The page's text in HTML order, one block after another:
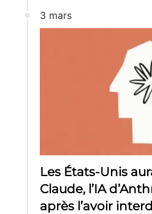
3 mars
Les États-Unis
Claude, l’IA
après l’avoir